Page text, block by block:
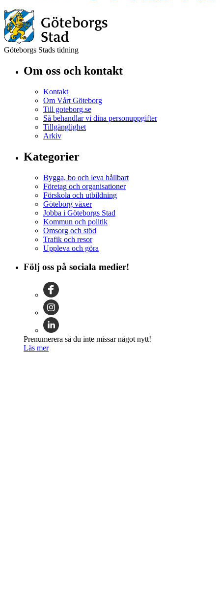
Göteborgs Stads tidning
Om oss och kontakt
Kontakt
Om Vårt Göteborg
Till goteborg.se
Så behandlar vi dina personuppgifter
Tillgänglighet
Arkiv
Kategorier
Bygga, bo och leva hållbart
Företag och organisationer
Förskola och utbildning
Göteborg växer
Jobba i Göteborgs Stad
Kommun och politik
Omsorg och stöd
Trafik och resor
Uppleva och göra
Följ oss på sociala medier!
Prenumerera så du inte missar något nytt!
Läs mer